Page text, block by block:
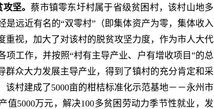
攻坚。蔡市镇零东圩村属于省级贫困村，该村山地多
是远近有名的“双零村”（即集体资产为零，集体收入
重视，加大了对该村的脱贫攻坚力度，作为市人大代
项工作，并按照“村有主导产业、户有增收项目”的总
群众大力发展主导产业，得到了镇村的充分肯定和采
该村建成了5000亩的柑桔标准化示范基地－－永州市
值5000万元，解决100多贫困劳动力季节性就业，发